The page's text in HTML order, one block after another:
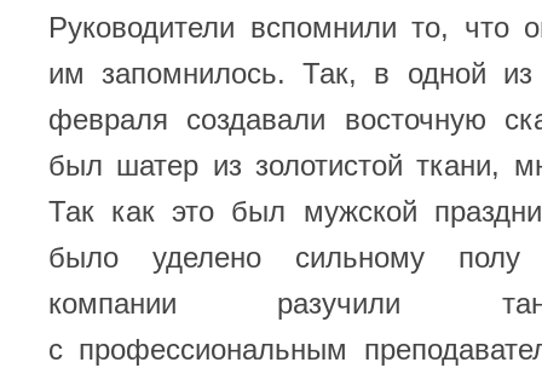
Руководители вспомнили то, что
им запомнилось. Так, в одной
февраля создавали восточную
был шатер из золотистой ткани,
Так как это был мужской
было уделено сильному
компании разучили
с профессиональным